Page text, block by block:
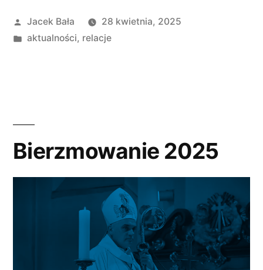
Opublikowane
przez
Jacek Bała
28 kwietnia, 2025
Opublikowano
aktualności, relacje
Bierzmowanie 2025